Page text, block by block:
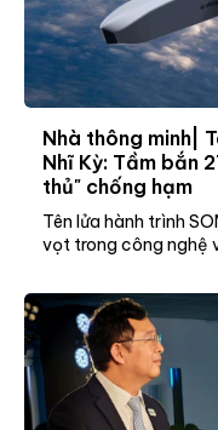
Nhà thông minh|
Nhĩ Kỳ: Tầm bắn
thủ" chống hạm
Tên lửa hành trình
vọt trong công nghệ